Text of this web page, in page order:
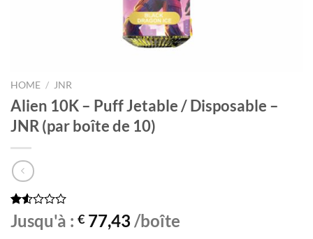
HOME / JNR
Alien 10K – Puff Jetable / Disposable –
JNR (par boîte de 10)
Rated
1.55
55
Jusqu'à : € 77,43 /boîte